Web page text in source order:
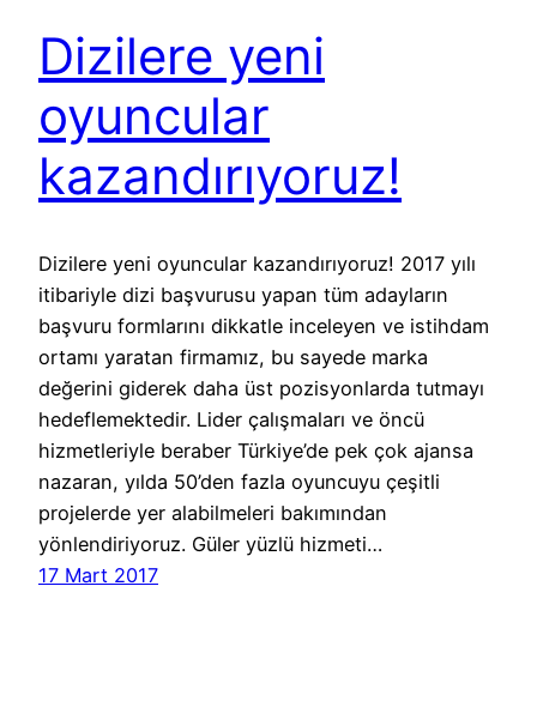
Dizilere yeni
oyuncular
kazandırıyoruz!
Dizilere yeni oyuncular kazandırıyoruz! 2017 yılı
itibariyle dizi başvurusu yapan tüm adayların
başvuru formlarını dikkatle inceleyen ve istihdam
ortamı yaratan firmamız, bu sayede marka
değerini giderek daha üst pozisyonlarda tutmayı
hedeflemektedir. Lider çalışmaları ve öncü
hizmetleriyle beraber Türkiye’de pek çok ajansa
nazaran, yılda 50’den fazla oyuncuyu çeşitli
projelerde yer alabilmeleri bakımından
yönlendiriyoruz. Güler yüzlü hizmeti…
17 Mart 2017